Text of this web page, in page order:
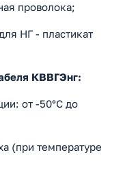
проволока;
НГ - пластикат
КВВГЭнг:
от -50°С до
(при температуре